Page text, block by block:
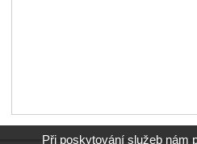
Při poskytování služeb nám